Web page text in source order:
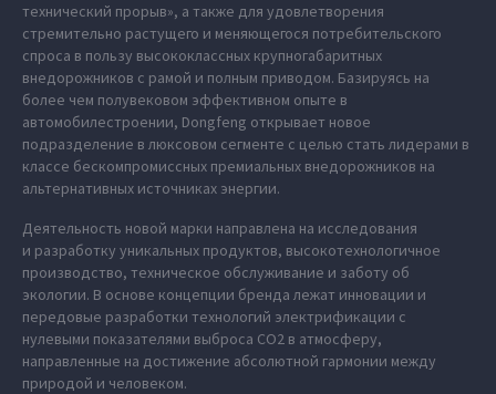
технический прорыв», а также для удовлетворения
стремительно растущего и меняющегося потребительского
спроса в пользу высококлассных крупногабаритных
внедорожников с рамой и полным приводом. Базируясь на
более чем полувековом эффективном опыте в
автомобилестроении, Dongfeng открывает новое
подразделение в люксовом сегменте с целью стать лидерами в
классе бескомпромиссных премиальных внедорожников на
альтернативных источниках энергии.
Деятельность новой марки направлена на исследования
и разработку уникальных продуктов, высокотехнологичное
производство, техническое обслуживание и заботу об
экологии. В основе концепции бренда лежат инновации и
передовые разработки технологий электрификации с
нулевыми показателями выброса СО2 в атмосферу,
направленные на достижение абсолютной гармонии между
природой и человеком.